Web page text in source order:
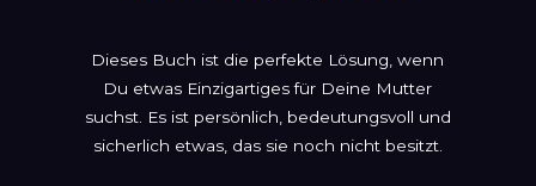
Dieses Buch ist die perfekte Lösung, wenn
Du etwas Einzigartiges für Deine Mutter
suchst. Es ist persönlich, bedeutungsvoll und
sicherlich etwas, das sie noch nicht besitzt.